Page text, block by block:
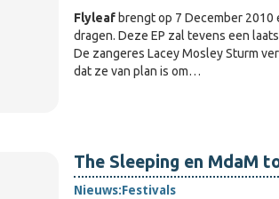
Flyleaf brengt op 7 December 2010
dragen. Deze EP zal tevens een
De zangeres Lacey Mosley Sturm
dat ze van plan is om…
The Sleeping en MdaM
Nieuws:Festivals